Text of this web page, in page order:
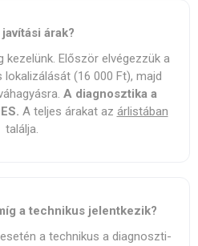
árak?
kezelünk. Először elvégezzük a
(16 000 Ft), majd
A diagnoszti­ka a
A teljes árakat az árlistában
találja.
a technikus jelentkezik?
a technikus a diagnoszti­